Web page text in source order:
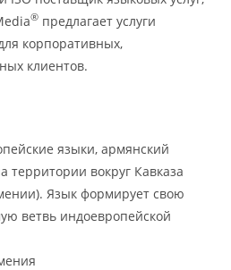
® предлагает услуги
корпоративных,
клиентов.
языки, армянский
территории вокруг Кавказа
Язык формирует свою
ветвь индоевропейской